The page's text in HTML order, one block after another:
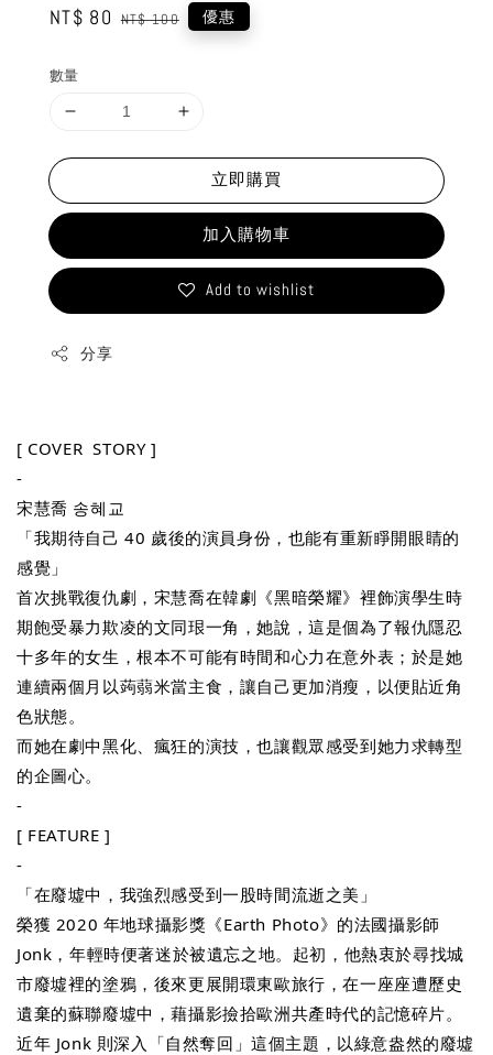
Sale
NT$ 80 Regular
NT$ 100 優惠
數量
立即購買
加入購物車
Add to wishlist
分享
[ COVER  STORY ]
-
宋慧喬 송혜교
「我期待自己 40 歲後的演員身份，也能有重新睜開眼睛的
感覺」
首次挑戰復仇劇，宋慧喬在韓劇《黑暗榮耀》裡飾演學生時
期飽受暴力欺凌的文同珢一角，她說，這是個為了報仇隱忍
十多年的女生，根本不可能有時間和心力在意外表；於是她
連續兩個月以蒟蒻米當主食，讓自己更加消瘦，以便貼近角
色狀態。
而她在劇中黑化、瘋狂的演技，也讓觀眾感受到她力求轉型
的企圖心。
-
[ FEATURE ]
-
「在廢墟中，我強烈感受到一股時間流逝之美」
榮獲 2020 年地球攝影獎《Earth Photo》的法國攝影師
Jonk，年輕時便著迷於被遺忘之地。起初，他熱衷於尋找城
市廢墟裡的塗鴉，後來更展開環東歐旅行，在一座座遭歷史
遺棄的蘇聯廢墟中，藉攝影撿拾歐洲共產時代的記憶碎片。
近年 Jonk 則深入「自然奪回」這個主題，以綠意盎然的廢墟